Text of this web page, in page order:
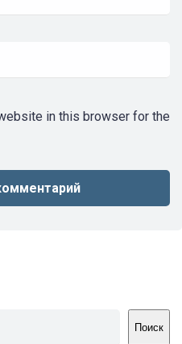
in this browser for the
Поиск